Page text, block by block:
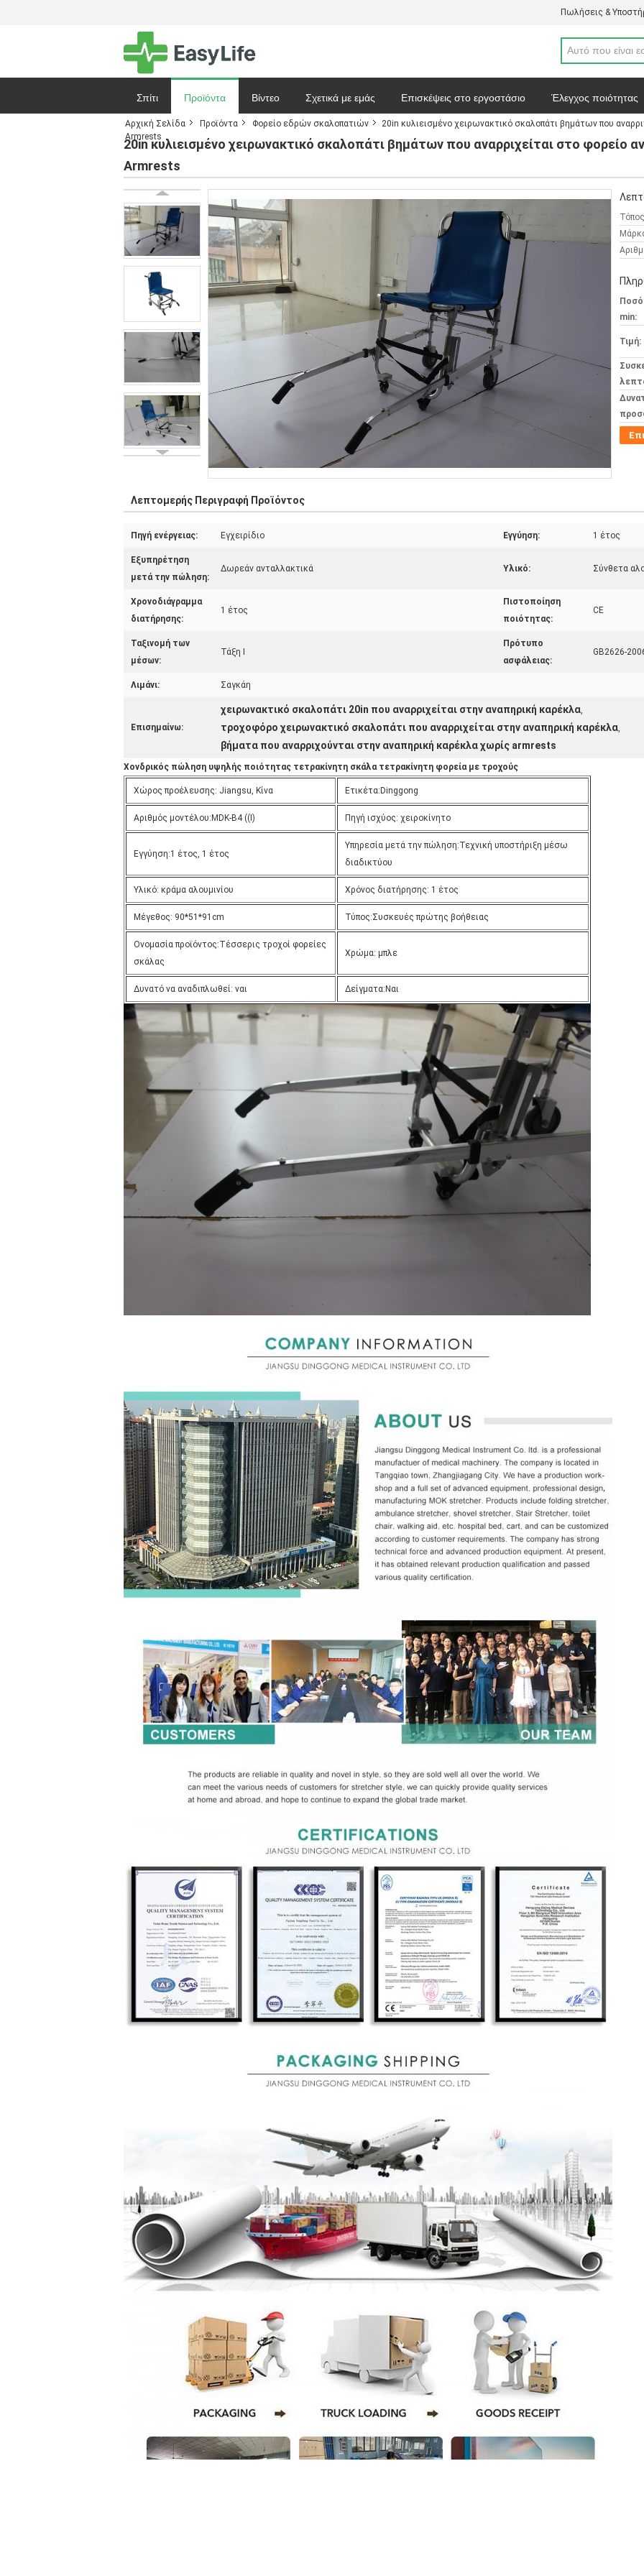
Πωλήσεις &
Σπίτι Προϊόντα Βίντεο Σχετικά με εμάς Επισκέψεις στο εργοστάσιο Έλεγχος ποιότητας
Ζητήστε ένα απόσπασμα Ειδήσεις Χάρτης ιστοσελίδας Πολιτική
Αρχική Σελίδα Προϊόντα Φορείο εδρών σκαλοπατιών
20in κυλιεισμένο χειρωνακτικό σκαλοπάτι βημάτων που
Armrests
20in κυλιεισμένο χειρωνακτικό σκαλοπάτι βημάτων που αναρριχείται στο φορείο
Armrests
min:
Τιμή:
Λεπτομερής Περιγραφή Προϊόντος
Πηγή ενέργειας: Εγχειρίδιο Εγγύηση: 1 έτος
Εξυπηρέτηση
μετά την πώληση:
Δωρεάν ανταλλακτικά Υλικό: Σύνθετα
Χρονοδιάγραμμα
διατήρησης:
1 έτος
Πιστοποίηση
ποιότητας:
CE
Ταξινομή των
μέσων:
Τάξη Ι
Πρότυπο
ασφάλειας:
GB2626-
Λιμάνι: Σαγκάη
Επισημαίνω:
χειρωνακτικό σκαλοπάτι 20in που αναρριχείται στην αναπηρική καρέκλα,
τροχοφόρο χειρωνακτικό σκαλοπάτι που αναρριχείται στην αναπηρική καρέκλα,
βήματα που αναρριχούνται στην αναπηρική καρέκλα χωρίς armrests
Χονδρικός πώληση υψηλής ποιότητας τετρακίνητη σκάλα τετρακίνητη φορεία με τροχούς
Χώρος προέλευσης: Jiangsu, Κίνα Ετικέτα:Dinggong
Αριθμός μοντέλου:MDK-B4 ((I) Πηγή ισχύος: χειροκίνητο
Εγγύηση:1 έτος, 1 έτος
Υπηρεσία μετά την πώληση:Τεχνική υποστήριξη μέσω
διαδικτύου
Υλικό: κράμα αλουμινίου Χρόνος διατήρησης: 1 έτος
Μέγεθος: 90*51*91cm Τύπος:Συσκευές πρώτης βοήθειας
Ονομασία προϊόντος:Τέσσερις τροχοί φορείες
σκάλας
Χρώμα: μπλε
Δυνατό να αναδιπλωθεί: ναι Δείγματα:Ναι